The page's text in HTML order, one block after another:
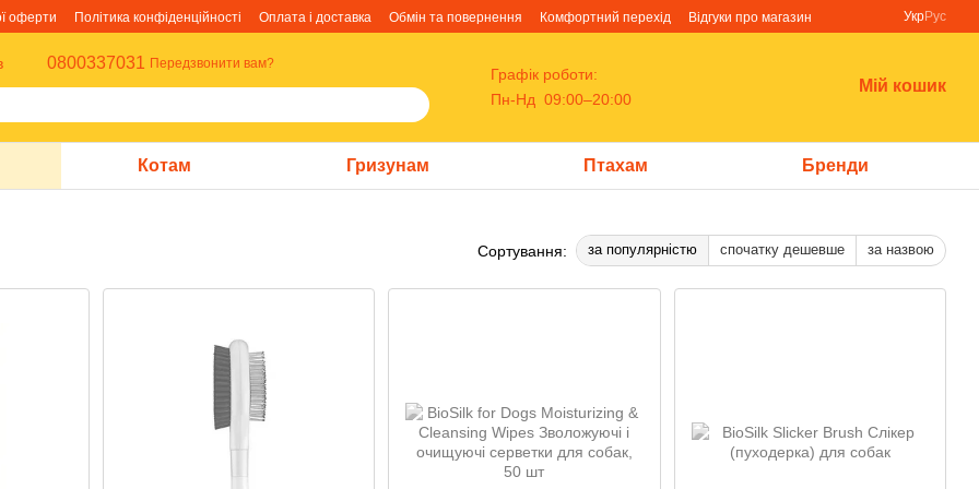
оферти Політика конфіденційності Оплата і доставка Обмін та повернення Комфортний перехід
Відгуки про магазин
УкрРус
0800337031 Передзвонити вам?
Графік роботи:
Пн-Нд 09:00–20:00
Мій кошик
Котам Гризунам Птахам Бренди
Сортування: за популярністю спочатку дешевше за назвою